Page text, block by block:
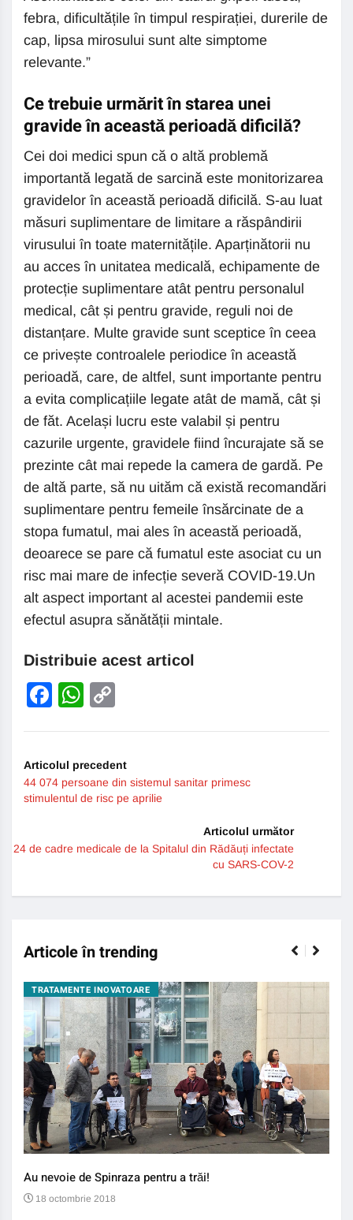
febra, dificultățile în timpul respirației, durerile de
cap, lipsa mirosului sunt alte simptome
relevante.”
Ce trebuie urmărit în starea unei
gravide în această perioadă dificilă?
Cei doi medici spun că o altă problemă
importantă legată de sarcină este monitorizarea
gravidelor în această perioadă dificilă. S-au luat
măsuri suplimentare de limitare a răspândirii
virusului în toate maternitățile. Aparținătorii nu
au acces în unitatea medicală, echipamente de
protecție suplimentare atât pentru personalul
medical, cât și pentru gravide, reguli noi de
distanțare. Multe gravide sunt sceptice în ceea
ce privește controalele periodice în această
perioadă, care, de altfel, sunt importante pentru
a evita complicațiile legate atât de mamă, cât și
de făt. Același lucru este valabil și pentru
cazurile urgente, gravidele fiind încurajate să se
prezinte cât mai repede la camera de gardă. Pe
de altă parte, să nu uităm că există recomandări
suplimentare pentru femeile însărcinate de a
stopa fumatul, mai ales în această perioadă,
deoarece se pare că fumatul este asociat cu un
risc mai mare de infecție severă COVID-19.Un
alt aspect important al acestei pandemii este
efectul asupra sănătății mintale.
Distribuie acest articol
Facebook
WhatsApp
Articolul precedent
44 074 persoane din sistemul sanitar primesc
stimulentul de risc pe aprilie
Articolul următor
24 de cadre medicale de la Spitalul din Rădăuți infectate
cu SARS-COV-2
Articole în trending
TRATAMENTE INOVATOARE
Au nevoie de Spinraza pentru a trăi!
18 octombrie 2018